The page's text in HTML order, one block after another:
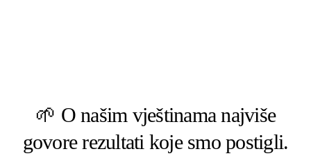
🌱 O našim vještinama najviše
govore rezultati koje smo postigli.